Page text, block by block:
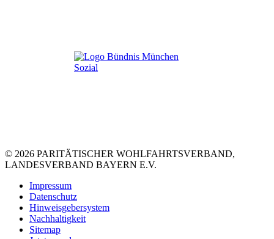
© 2026 PARITÄTISCHER WOHLFAHRTSVERBAND,
LANDESVERBAND BAYERN E.V.
Impressum
Datenschutz
Hinweisgebersystem
Nachhaltigkeit
Sitemap